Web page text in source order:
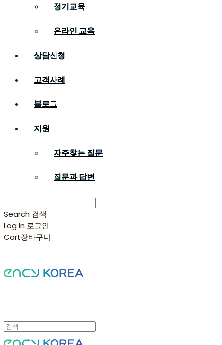
정기교육
온라인 교육
상담신청
고객사례
블로그
지원
자주찾는 질문
질문과 답변
Search 검색
Log In 로그인
Cart장바구니